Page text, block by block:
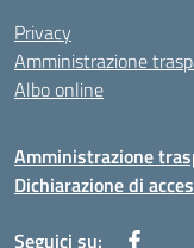
Privacy
Amministrazione
Albo online
Amministrazione
Dichiarazione di
Seguici su: